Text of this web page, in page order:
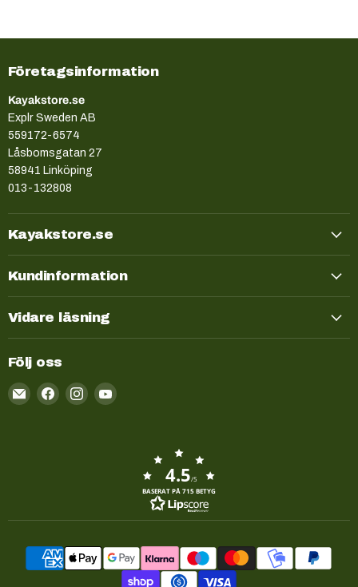
Företagsinformation
Kayakstore.se
Explr Sweden AB
559172-6574
Låsbomsgatan 27
58941 Linköping
013-132808
Kayakstore.se
Kundinformation
Vidare läsning
Följ oss
Email
Kayakstore.se
4.5/5
BASERAT PÅ 715 BETYG